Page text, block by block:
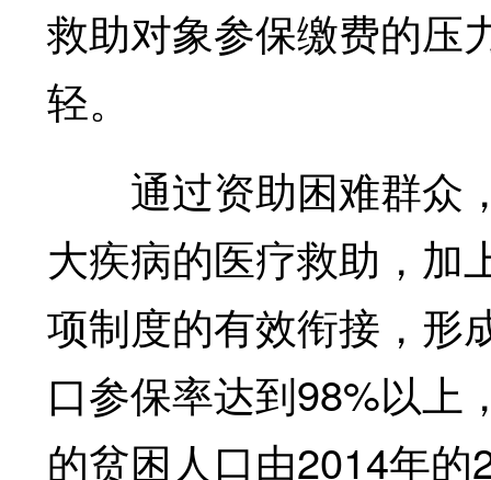
救助对象参保缴费的压
轻。
通过资助困难群众
大疾病的医疗救助，加
项制度的有效衔接，形
口参保率达到98%以上
的贫困人口由2014年